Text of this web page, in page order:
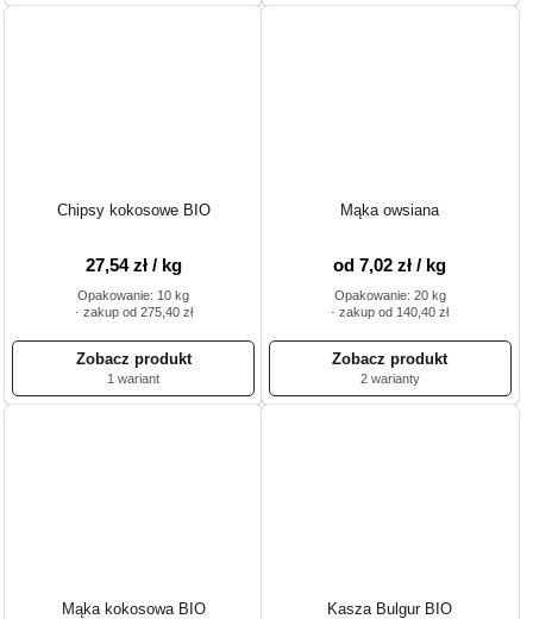
Chipsy kokosowe BIO
27,54 zł / kg
Opakowanie: 10 kg
· zakup od 275,40 zł
1 wariant
Mąka owsiana
od 7,02 zł / kg
Opakowanie: 20 kg
· zakup od 140,40 zł
2 warianty
Mąka kokosowa BIO Kasza Bulgur BIO